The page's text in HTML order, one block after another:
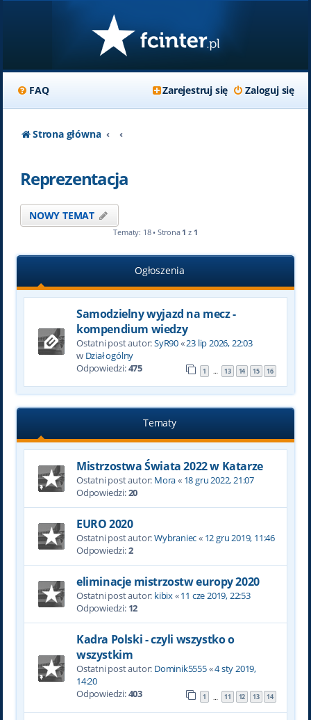
FAQ Zaloguj się
Zarejestruj się
Strona główna
Reprezentacja
NOWY TEMAT
Tematy: 18 • Strona 1 z 1
Ogłoszenia
Samodzielny wyjazd na mecz -
kompendium wiedzy
Ostatni post autor:SyR90«23 lip 2026, 22:03
w Dział ogólny
Odpowiedzi:475 1 … 13 14 15 16
Tematy
Mistrzostwa Świata 2022 w Katarze
Ostatni post autor: Mora« 18 gru 2022, 21:07
Odpowiedzi:20
EURO 2020
Ostatni post autor:Wybraniec« 12 gru 2019, 11:46
Odpowiedzi:2
eliminacje mistrzostw europy 2020
Ostatni post autor: kibix«11 cze 2019, 22:53
Odpowiedzi: 12
Kadra Polski - czyli wszystko o
wszystkim
Ostatni post autor: Dominik5555«4 sty 2019,
14:20
Odpowiedzi:403 1 … 11 12 13 14